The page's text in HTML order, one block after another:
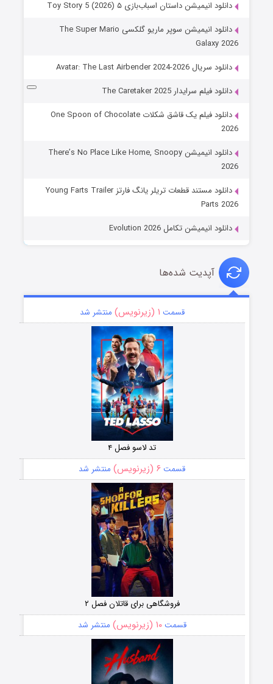
دانلود انیمیشن داستان اسباب‌بازی ۵ Toy Story 5 (2026)
دانلود انیمیشن سوپر ماریو گلکسی The Super Mario
Galaxy 2026
دانلود سریال Avatar: The Last Airbender 2024-2026
دانلود فیلم سرایدار The Caretaker 2025
دانلود فیلم یک قاشق شکلات One Spoon of Chocolate
2026
دانلود انیمیشن There’s No Place Like Home, Snoopy
2026
دانلود مستند قطعات تریلر یانگ فارتز Young Farts Trailer
Parts 2026
دانلود انیمیشن تکامل Evolution 2026
آپدیت شده‌ها
قسمت ۱ (زیرنویس) منتشر شد
تد لاسو فصل ۴
قسمت ۶ (زیرنویس) منتشر شد
فروشگاهی برای قاتلان فصل ۲
قسمت۱۰ (زیرنویس) منتشر شد